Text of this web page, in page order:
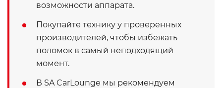
возможности аппарата.
Покупайте технику у проверенных
производителей, чтобы избежать
поломок в самый неподходящий
момент.
В SA CarLounge мы рекомендуем